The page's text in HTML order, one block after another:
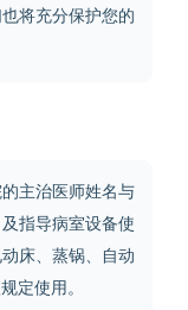
将充分保护您的
主治医师姓名与
指导病室设备使
床、蒸锅、自动
定使用。